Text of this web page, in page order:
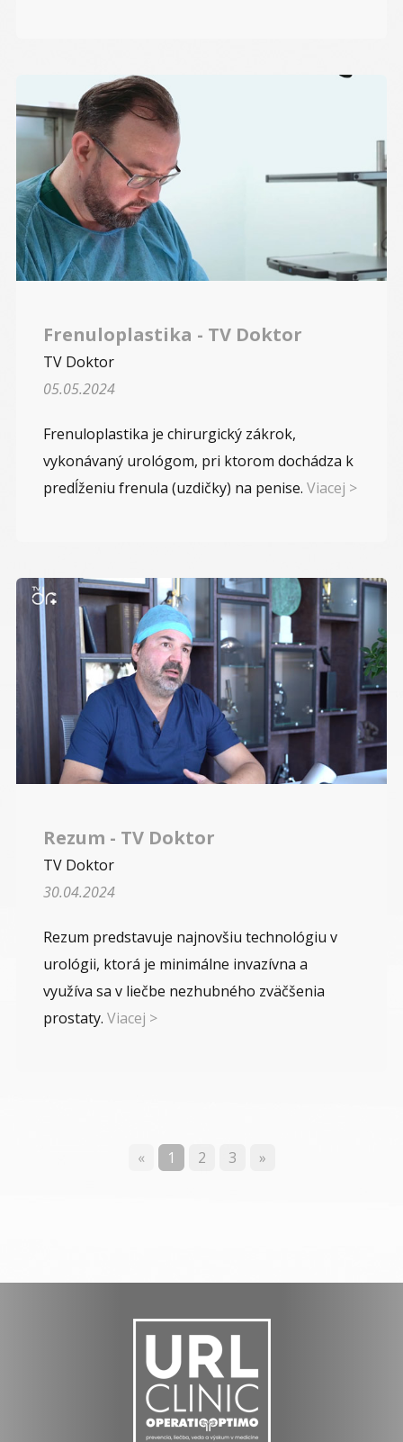
Frenuloplastika - TV Doktor
TV Doktor
05.05.2024
Frenuloplastika je chirurgický zákrok,
vykonávaný urológom, pri ktorom dochádza k
predĺženiu frenula (uzdičky) na penise. Viacej >
Rezum - TV Doktor
TV Doktor
30.04.2024
Rezum predstavuje najnovšiu technológiu v
urológii, ktorá je minimálne invazívna a
využíva sa v liečbe nezhubného zväčšenia
prostaty. Viacej >
« 1 2 3 »